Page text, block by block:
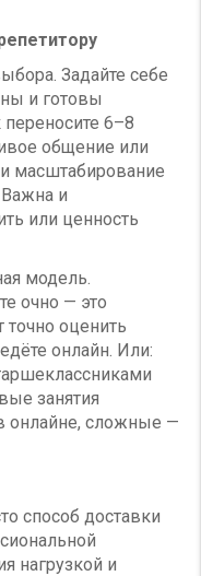
Задайте себе
и готовы
6–8
общение или
масштабирование
и
или ценность
модель.
очно — это
оценить
онлайн. Или:
занятия
онлайне, сложные —
способ доставки
нагрузкой и